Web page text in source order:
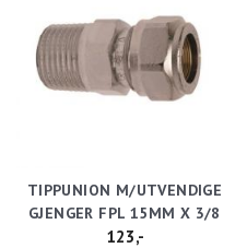
TIPPUNION M/UTVENDIGE
GJENGER FPL 15MM X 3/8
123,-